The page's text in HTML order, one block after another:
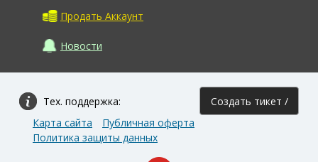
Продать Аккаунт
Новости
Тех. поддержка: Создать тикет /
Карта сайта
Публичная оферта
Политика защиты данных